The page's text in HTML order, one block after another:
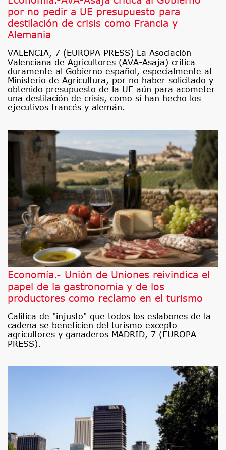
por no pedir a UE presupuesto para
destilación de crisis como Francia y
Alemania
VALENCIA, 7 (EUROPA PRESS) La Asociación
Valenciana de Agricultores (AVA-Asaja) critica
duramente al Gobierno español, especialmente al
Ministerio de Agricultura, por no haber solicitado y
obtenido presupuesto de la UE aún para acometer
una destilación de crisis, como sí han hecho los
ejecutivos francés y alemán.
Economía.- Unión de Uniones reivindica el
papel de la gastronomía y de los
productores como reclamo en el turismo
Califica de "injusto" que todos los eslabones de la
cadena se beneficien del turismo excepto
agricultores y ganaderos MADRID, 7 (EUROPA
PRESS).